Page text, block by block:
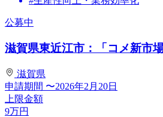
公募中
滋賀県東近江市：「コメ新市
滋賀県
申請期間 〜2026年2月20日
上限金額
9万円